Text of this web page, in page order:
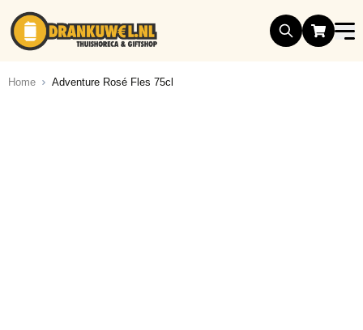
Ga naar de inhoud
Home Adventure Rosé Fles 75cl